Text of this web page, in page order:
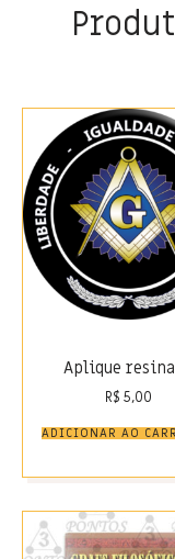
Aplique
R$ 5,00
ADICIONAR AO